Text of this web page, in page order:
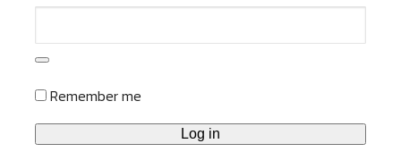
บทความ
Remember me
Log in